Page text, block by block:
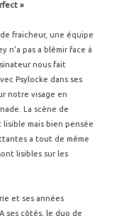
»
fraicheur, une équipe
n'a pas a blêmir face à
nous fait
Psylocke dans ses
notre visage en
La scène de
mais bien pensée
a tout de même
lisibles sur les
et ses années
ses côtés, le duo de